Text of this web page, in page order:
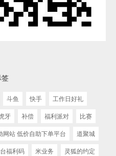
签
斗鱼 快手
工作日好礼
牙 补偿 福利派对
比赛
网站 低价自助下单平台
道聚城
福利码 米业务 灵狐的约定